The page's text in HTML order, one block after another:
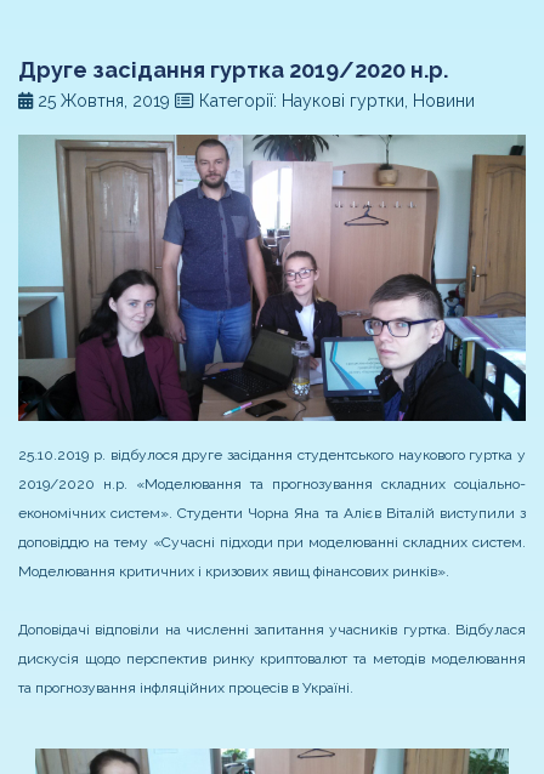
Друге засідання гуртка 2019/2020 н.р.
25 Жовтня, 2019 Категорії: Наукові гуртки, Новини
25.10.2019 р. відбулося друге засідання студентського наукового гуртка у
2019/2020 н.р. «Моделювання та прогнозування складних соціально-
економічних систем». Студенти Чорна Яна та Алієв Віталій виступили з
доповіддю на тему «Сучасні підходи при моделюванні складних систем.
Моделювання критичних і кризових явищ фінансових ринків».
Доповідачі відповіли на численні запитання учасників гуртка. Відбулася
дискусія щодо перспектив ринку криптовалют та методів моделювання
та прогнозування інфляційних процесів в Україні.